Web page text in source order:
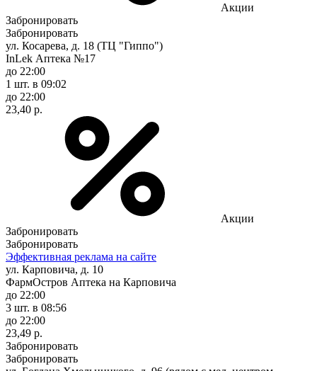
Акции
Забронировать
Забронировать
ул. Косарева, д. 18 (ТЦ "Гиппо")
InLek Аптека №17
до 22:00
1 шт. в 09:02
до 22:00
23,40 р.
Акции
Забронировать
Забронировать
Эффективная реклама на сайте
ул. Карповича, д. 10
ФармОстров Аптека на Карповича
до 22:00
3 шт. в 08:56
до 22:00
23,49 р.
Забронировать
Забронировать